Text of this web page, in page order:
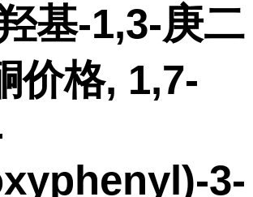
基-1,3-庚二
价格, 1,7-
3-